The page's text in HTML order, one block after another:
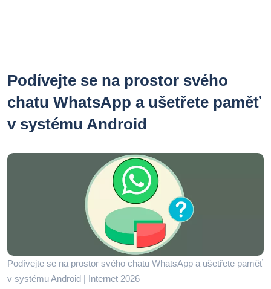
Podívejte se na prostor svého
chatu WhatsApp a ušetřete paměť
v systému Android
Podívejte se na prostor svého chatu WhatsApp a ušetřete paměť
v systému Android | Internet 2026